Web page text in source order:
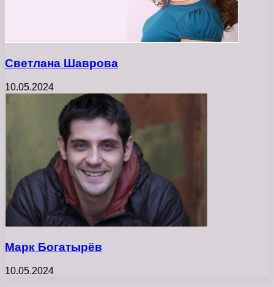
Светлана Шаврова
10.05.2024
Марк Богатырёв
10.05.2024